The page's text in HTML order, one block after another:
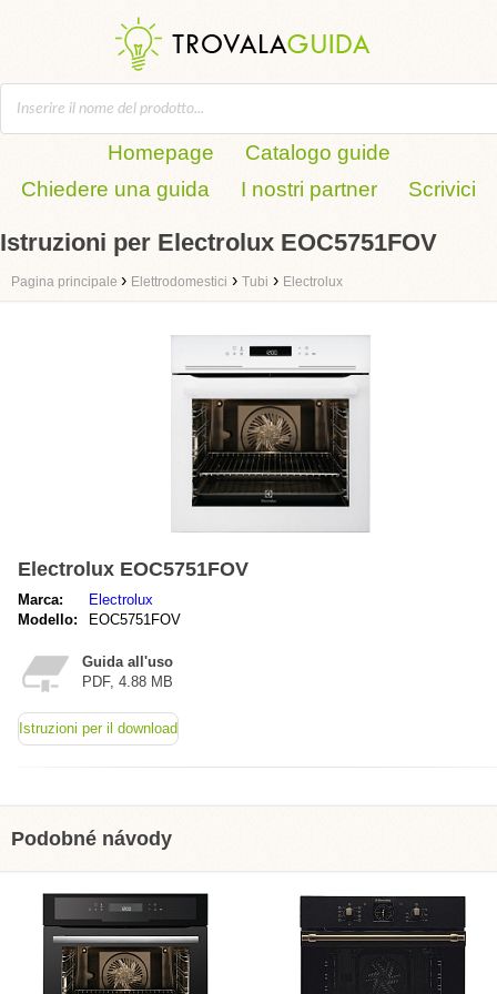
Homepage
Catalogo guide
Chiedere una guida
I nostri partner Scrivici
Istruzioni per Electrolux EOC5751FOV
Pagina principale › Elettrodomestici › Tubi › Electrolux
Electrolux EOC5751FOV
Marca:
Electrolux
Modello:
EOC5751FOV
Guida all'uso
PDF, 4.88 MB
Istruzioni per il download
Podobné návody